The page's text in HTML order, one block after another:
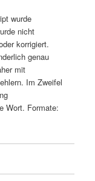
wurde
nicht
korrigiert.
genau
mit
Im Zweifel
Wort. Formate: